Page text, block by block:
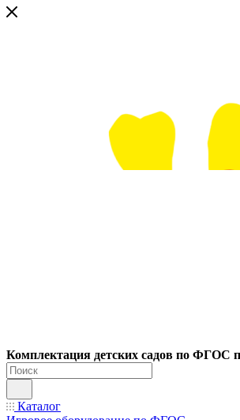
Комплектация детских садов по ФГОC
Каталог